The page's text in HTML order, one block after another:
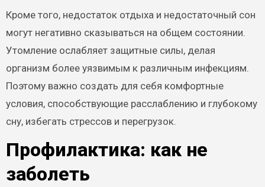
Кроме того, недостаток отдыха и недостаточный сон
могут негативно сказываться на общем состоянии.
Утомление ослабляет защитные силы, делая
организм более уязвимым к различным инфекциям.
Поэтому важно создать для себя комфортные
условия, способствующие расслаблению и глубокому
сну, избегать стрессов и перегрузок.
Профилактика: как не
заболеть